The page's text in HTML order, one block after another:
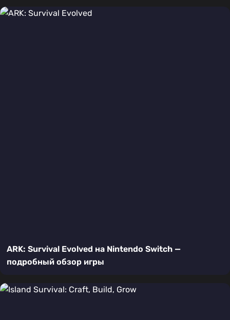
ARK: Survival Evolved на Nintendo Switch —
подробный обзор игры